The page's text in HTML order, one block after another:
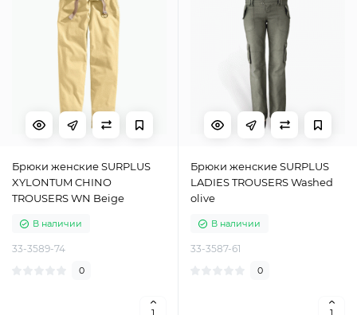
Брюки женские SURPLUS
XYLONTUM CHINO
TROUSERS WN Beige
В наличии
33-3589-74
0
Брюки женские SURPLUS
LADIES TROUSERS Washed
olive
В наличии
33-3587-61
0